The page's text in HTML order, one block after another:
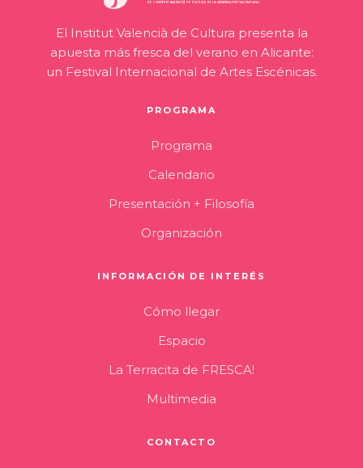
El Institut Valencià de Cultura presenta la
apuesta más fresca del verano en Alicante:
un Festival Internacional de Artes Escénicas.
PROGRAMA
Programa
Calendario
Presentación + Filosofía
Organización
INFORMACIÓN DE INTERÉS
Cómo llegar
Espacio
La Terracita de FRESCA!
Multimedia
CONTACTO